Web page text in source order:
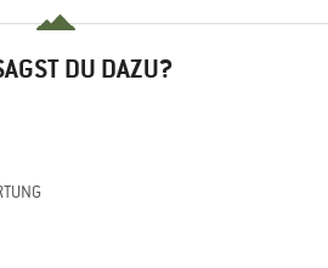
DU DAZU?